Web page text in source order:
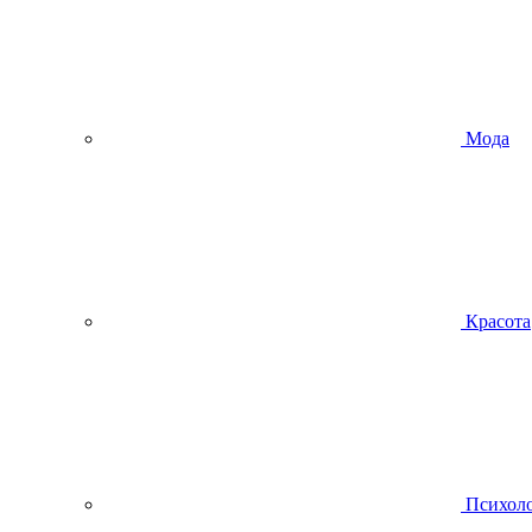
Мода
Красота